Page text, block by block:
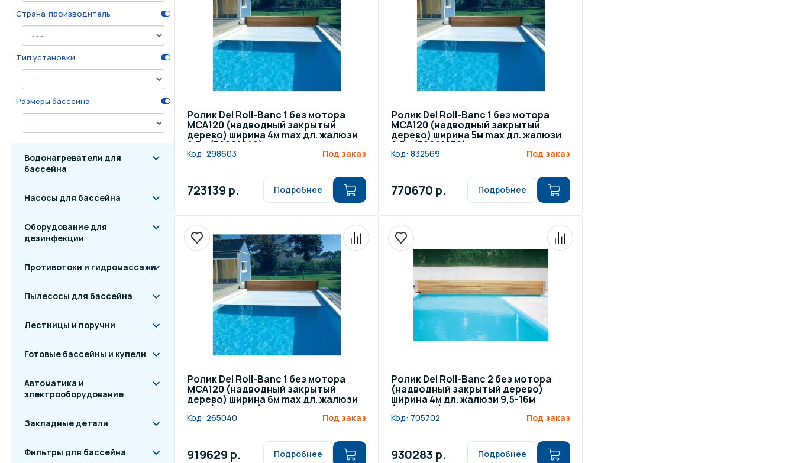
Инвентарь для отдыха
Освещение и подсветка для
бассейна
Измерение параметров воды
Отделочные материалы Строительные материалы
Страна-производитель
Тип установки
Размеры бассейна
Водонагреватели для
бассейна
Насосы для бассейна
Оборудование для
дезинфекции
Противотоки и гидромассажи
Пылесосы для бассейна
Лестницы и поручни
Готовые бассейны и купели
Автоматика и
электрооборудование
Закладные детали
Фильтры для бассейна
Ролик Del Roll-Banc 1 без мотора
МСА120 (надводный закрытый
дерево) ширина 4м max дл. жалюзи
9,5м (30021040)
Код: 298603 Под заказ
723139 р. Подробнее
Ролик Del Roll-Banc 1 без мотора
МСА120 (надводный закрытый
дерево) ширина 5м max дл. жалюзи
9,5м (30021050)
Код: 832569 Под заказ
770670 р. Подробнее
Ролик Del Roll-Banc 1 без мотора
МСА120 (надводный закрытый
дерево) ширина 6м max дл. жалюзи
9,5м (30021059)
Код: 265040 Под заказ
919629 р. Подробнее
Ролик Del Roll-Banc 2 без мотора
(надводный закрытый дерево)
ширина 4м дл. жалюзи 9,5-16м
(30021041)
Код: 705702 Под заказ
930283 р. Подробнее